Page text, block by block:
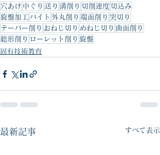
穴あけ 中ぐり 送り 溝削り 切削速度 切込み
旋盤加工 バイト 外丸削り 端面削り 突切り
テーパー削り おねじ切り めねじ切り 曲面削り
総形削り ローレット削り 旋盤
固有技術教育
最新記事 すべて表示